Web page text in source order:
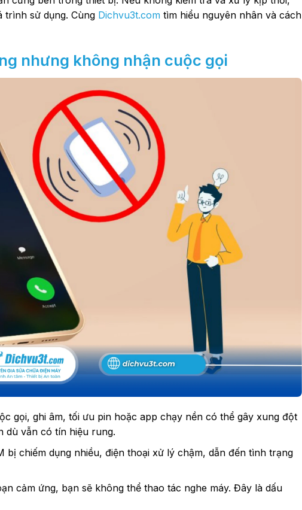
trình sử dụng. Cùng Dichvu3t.com tìm hiểu nguyên nhân và cách
nhưng không nhận cuộc gọi
gọi, ghi âm, tối ưu pin hoặc app chạy nền có thể gây xung đột
dù vẫn có tín hiệu rung.
bị chiếm dụng nhiều, điện thoại xử lý chậm, dẫn đến tình trạng
cảm ứng, bạn sẽ không thể thao tác nghe máy. Đây là dấu